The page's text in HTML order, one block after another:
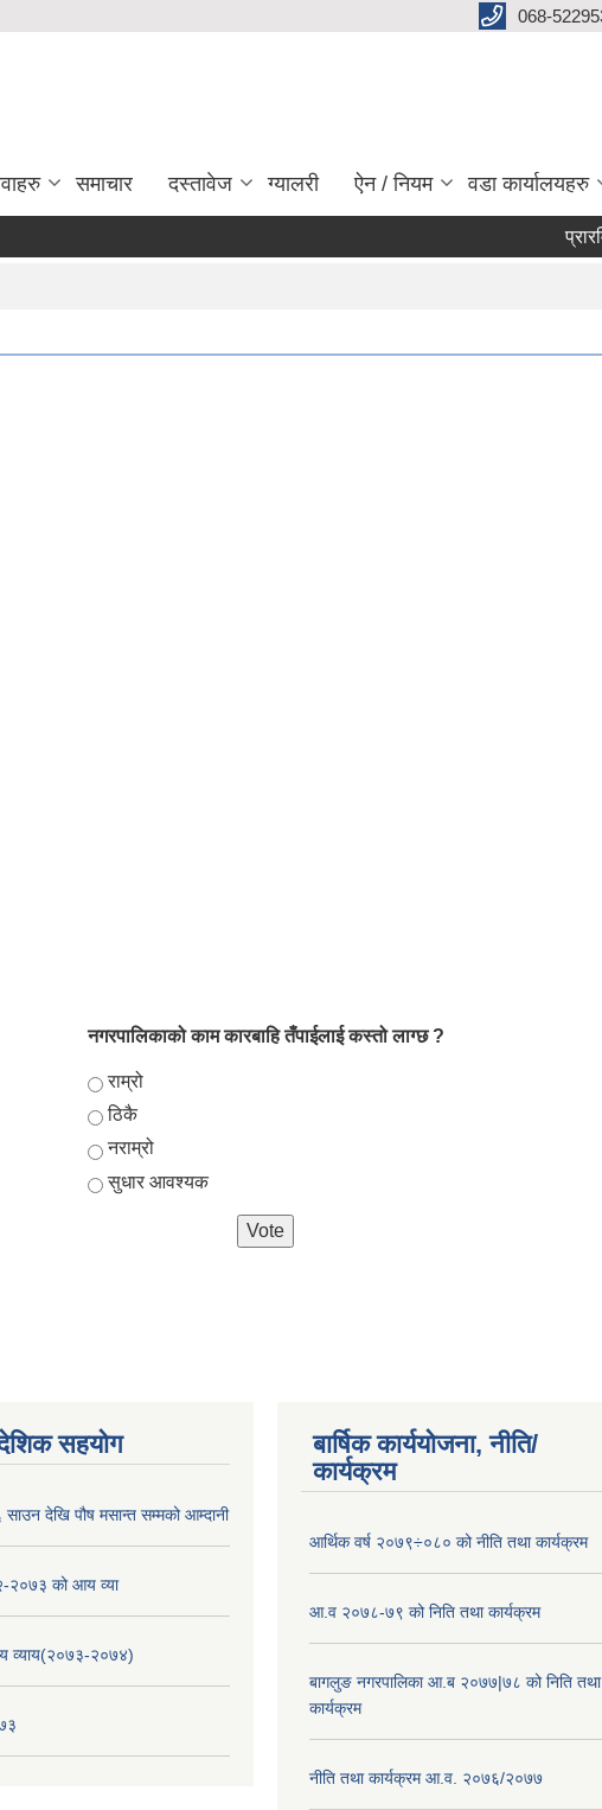
068-
समाचार दस्तावेज ग्यालरी ऐन / नियम वडा कार्यालयहरु
नगरपालिकाको काम कारबाहि तँपाईलाई कस्तो लाग्छ ?
Choices
राम्रो
ठिकै
नराम्रो
सुधार आवश्यक
सहयोग
साउन देखि पौष मसान्त सम्मको आम्दानी
को आय व्या
२०७४)
बार्षिक कार्ययोजना, नीति/
कार्यक्रम
आर्थिक वर्ष २०७९÷०८० को नीति तथा कार्यक्रम
आ.व २०७८-७९ को निति तथा कार्यक्रम
बागलुङ नगरपालिका आ.ब २०७७|७८ को निति तथा
कार्यक्रम
नीति तथा कार्यक्रम आ.व. २०७६/२०७७